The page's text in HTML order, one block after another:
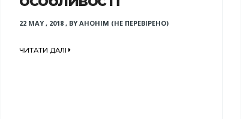
22 MAY , 2018, BY АНОНІМ (НЕ ПЕРЕВІРЕНО)
ЧИТАТИ ДАЛІ